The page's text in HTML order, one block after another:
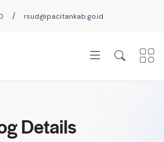
/ rsud@pacitankab.go.id
Details